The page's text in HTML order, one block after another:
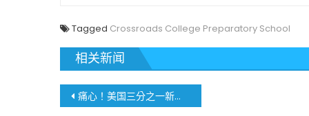
Tagged Crossroads College Preparatory School
相关新闻
文痛心！美国三分之一新冠死亡病例竟出现在这里